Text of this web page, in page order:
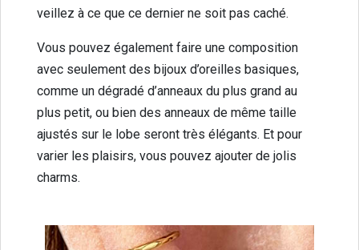
veillez à ce que ce dernier ne soit pas caché.
Vous pouvez également faire une composition
avec seulement des bijoux d’oreilles basiques,
comme un dégradé d’anneaux du plus grand au
plus petit, ou bien des anneaux de même taille
ajustés sur le lobe seront très élégants. Et pour
varier les plaisirs, vous pouvez ajouter de jolis
charms.